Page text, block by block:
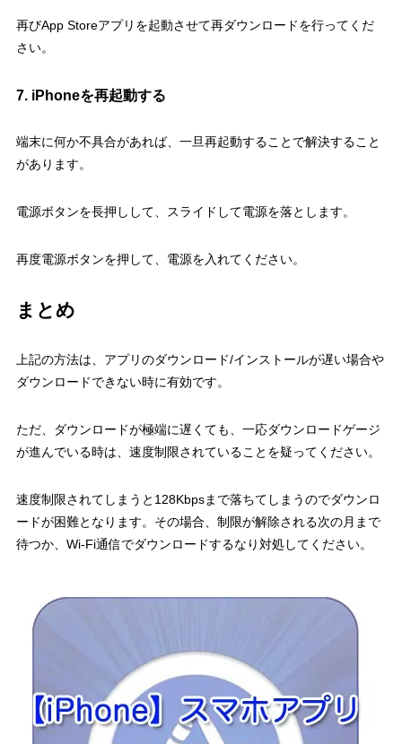
再びApp Storeアプリを起動させて再ダウンロードを行ってくだ
さい。
7. iPhoneを再起動する
端末に何か不具合があれば、一旦再起動することで解決すること
があります。
電源ボタンを長押しして、スライドして電源を落とします。
再度電源ボタンを押して、電源を入れてください。
まとめ
上記の方法は、アプリのダウンロード/インストールが遅い場合や
ダウンロードできない時に有効です。
ただ、ダウンロードが極端に遅くても、一応ダウンロードゲージ
が進んでいる時は、速度制限されていることを疑ってください。
速度制限されてしまうと128Kbpsまで落ちてしまうのでダウンロ
ードが困難となります。その場合、制限が解除される次の月まで
待つか、Wi-Fi通信でダウンロードするなり対処してください。